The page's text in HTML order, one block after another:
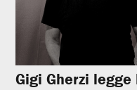
Gigi Gherzi